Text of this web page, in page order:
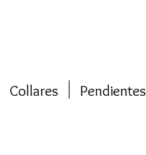
Collares Pendientes